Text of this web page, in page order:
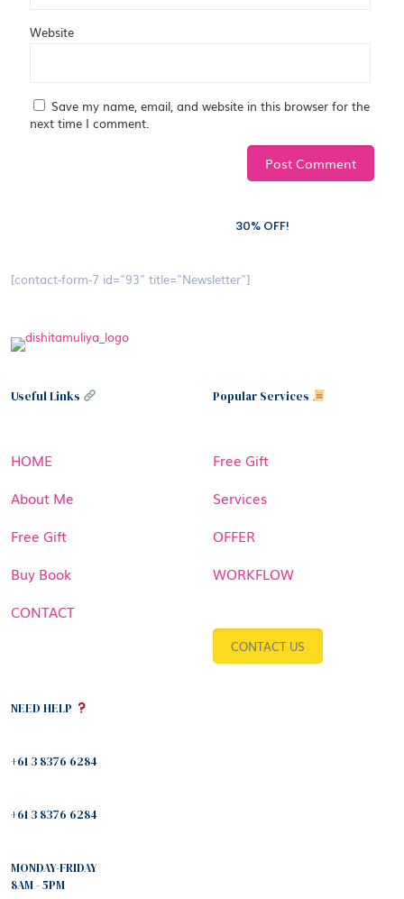
Website
Save my name, email, and website in this browser for the
next time I comment.
30% OFF!
[contact-form-7 id="93" title="Newsletter"]
Useful Links
HOME
About Me
Free Gift
Buy Book
CONTACT
Popular Services
Free Gift
Services
OFFER
WORKFLOW
CONTACT US
NEED HELP
+61 3 8376 6284
+61 3 8376 6284
MONDAY-FRIDAY
8AM - 5PM